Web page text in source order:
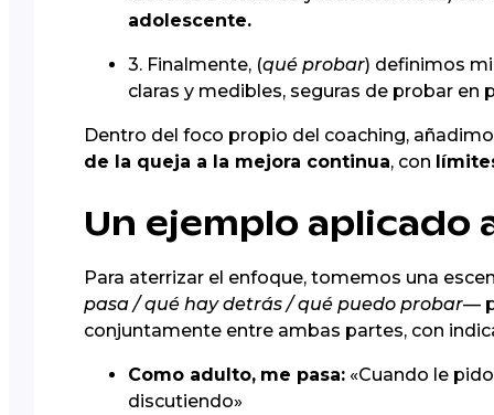
adolescente.
3. Finalmente, (qué probar) definimos
claras y medibles, seguras de probar en
Dentro del foco propio del coaching,
de la queja a la mejora continua, con
Un ejemplo aplicado
Para aterrizar el enfoque, tomemos una
pasa / qué hay detrás / qué puedo probar—
conjuntamente entre ambas partes, con
Como adulto, me pasa: «Cuando le
discutiendo»